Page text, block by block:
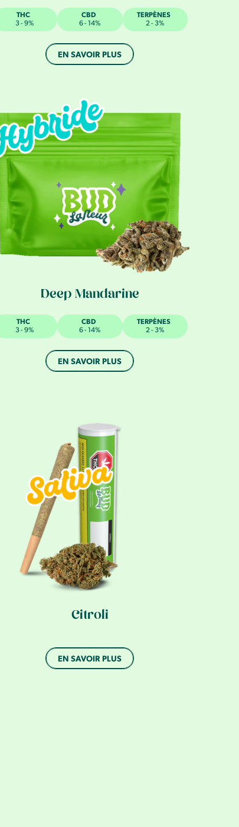
THC
3 - 9%
CBD
6 - 14%
TERPÈNES
2 - 3%
EN SAVOIR PLUS
Deep Mandarine
THC
3 - 9%
CBD
6 - 14%
TERPÈNES
2 - 3%
EN SAVOIR PLUS
Citroli
EN SAVOIR PLUS